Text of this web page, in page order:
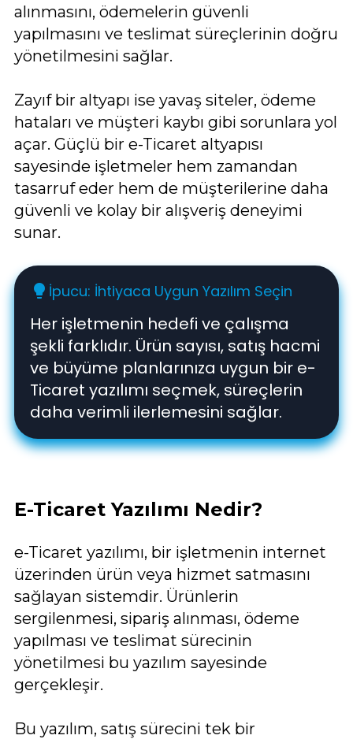
alınmasını, ödemelerin güvenli
yapılmasını ve teslimat süreçlerinin doğru
yönetilmesini sağlar.
Zayıf bir altyapı ise yavaş siteler, ödeme
hataları ve müşteri kaybı gibi sorunlara yol
açar. Güçlü bir e-Ticaret altyapısı
sayesinde işletmeler hem zamandan
tasarruf eder hem de müşterilerine daha
güvenli ve kolay bir alışveriş deneyimi
sunar.
lightbulb İpucu: İhtiyaca Uygun Yazılım Seçin
Her işletmenin hedefi ve çalışma
şekli farklıdır. Ürün sayısı, satış hacmi
ve büyüme planlarınıza uygun bir e-
Ticaret yazılımı seçmek, süreçlerin
daha verimli ilerlemesini sağlar.
E-Ticaret Yazılımı Nedir?
e-Ticaret yazılımı, bir işletmenin internet
üzerinden ürün veya hizmet satmasını
sağlayan sistemdir. Ürünlerin
sergilenmesi, sipariş alınması, ödeme
yapılması ve teslimat sürecinin
yönetilmesi bu yazılım sayesinde
gerçekleşir.
Bu yazılım, satış sürecini tek bir